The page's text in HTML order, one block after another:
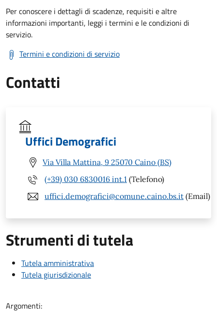
Per conoscere i dettagli di scadenze, requisiti e altre
informazioni importanti, leggi i termini e le condizioni di
servizio.
Termini e condizioni di servizio
Contatti
Uffici Demografici
Via Villa Mattina, 9 25070 Caino (BS)
(+39) 030 6830016 int.1 (Telefono)
uffici.demografici@comune.caino.bs.it (Email)
Strumenti di tutela
Tutela amministrativa
Tutela giurisdizionale
Argomenti: